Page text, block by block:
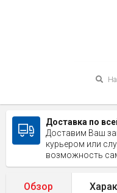
Доставка по
Доставим Ваш
курьером или
возможность
Обзор